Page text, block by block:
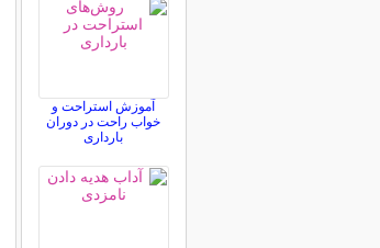
آموزش استراحت و
خواب راحت در دوران
بارداری